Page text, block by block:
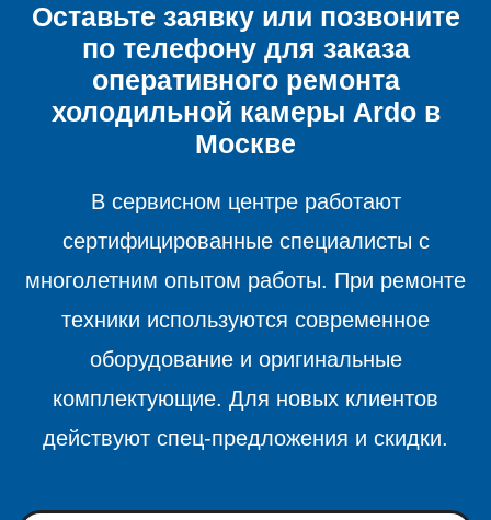
Оставьте заявку или позвоните
по телефону для заказа
оперативного ремонта
холодильной камеры Ardo в
Москве
В сервисном центре работают
сертифицированные специалисты с
многолетним опытом работы. При ремонте
техники используются современное
оборудование и оригинальные
комплектующие. Для новых клиентов
действуют спец-предложения и скидки.